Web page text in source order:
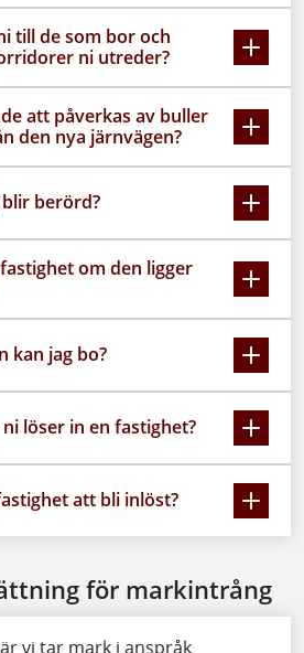
till de som bor och
ni utreder?
att påverkas av buller
den nya järnvägen?
berörd?
om den ligger
kan jag bo?
löser in en fastighet?
att bli inlöst?
för markintrång
vi tar mark i anspråk